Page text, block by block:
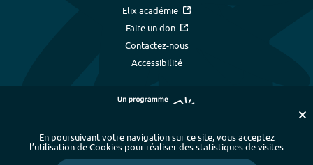
Elix académie
Faire un don
Contactez-nous
Accessibilité
Plan du site - Index alphabétique -
En poursuivant votre navigation sur ce site, vous acceptez
l’utilisation de Cookies pour réaliser des statistiques de visites